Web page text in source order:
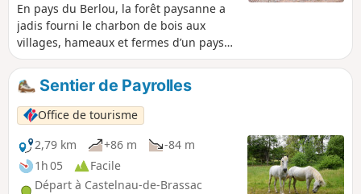
En pays du Berlou, la forêt paysanne a
jadis fourni le charbon de bois aux
villages, hameaux et fermes d’un pays
de troupeaux et de cultures.
Aujourd’hui, sur le Puech dels
Carboniès, les jasses de berger
témoignent, au cœur de plantations de
résineux…
Sentier de Payrolles
Office de tourisme
2,79 km
+86 m
-84 m
1h 05
Facile
Départ à Castelnau-de-Brassac